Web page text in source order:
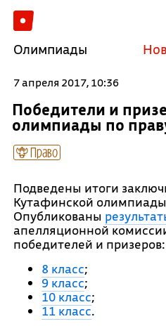
Олимпиады
7 апреля 2017, 10:36
Победители и
олимпиады по
Право
Подведены итоги
Кутафинской
Опубликованы
апелляционной
победителей и призеров:
8 класс;
9 класс;
10 класс;
11 класс.